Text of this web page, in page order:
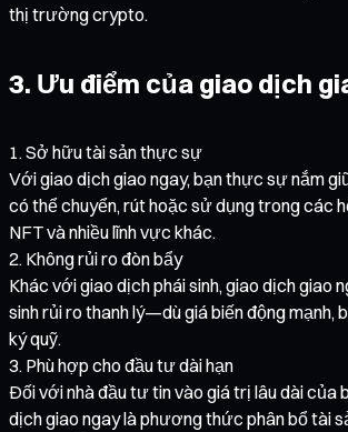
thị trường crypto.
3. Ưu điểm của giao dịch
Sở hữu tài sản thực sự
Với giao dịch giao ngay, bạn thực sự nắm
có thể chuyển, rút hoặc sử dụng trong các
NFT và nhiều lĩnh vực khác.
Không rủi ro đòn bẩy
Khác với giao dịch phái sinh, giao dịch giao
sinh rủi ro thanh lý—dù giá biến động mạnh,
ký quỹ.
Phù hợp cho đầu tư dài hạn
Đối với nhà đầu tư tin vào giá trị lâu dài của
dịch giao ngay là phương thức phân bổ tài